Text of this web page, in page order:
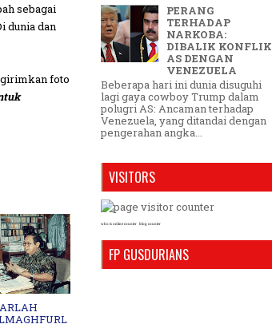
sebagai
dunia dan
foto
PERANG
TERHADAP
NARKOBA:
DIBALIK KONFLIK
AS DENGAN
VENEZUELA
Beberapa hari ini dunia disuguhi
lagi gaya cowboy Trump dalam
polugri AS: Ancaman terhadap
Venezuela, yang ditandai dengan
pengerahan angka...
VISITORS
who is online counter blog counter
FP GUSDURIANS